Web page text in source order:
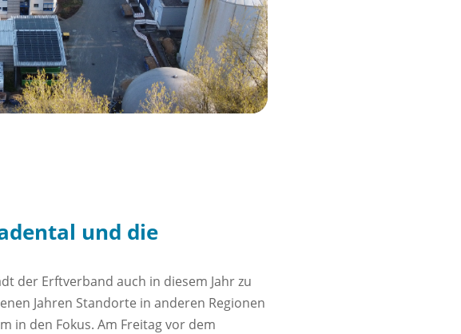
und die
der Erftverband auch in diesem Jahr zu
Jahren Standorte in anderen Regionen
in den Fokus. Am Freitag vor dem